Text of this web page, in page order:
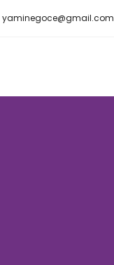
yaminegoce@gmail.com